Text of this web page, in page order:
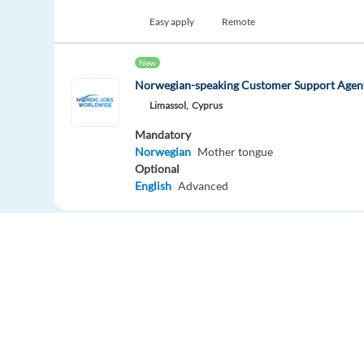
Easy apply Remote
New
Norwegian-speaking Customer Support
Limassol, Cyprus
Mandatory
Norwegian Mother tongue
Optional
English Advanced
Easy apply